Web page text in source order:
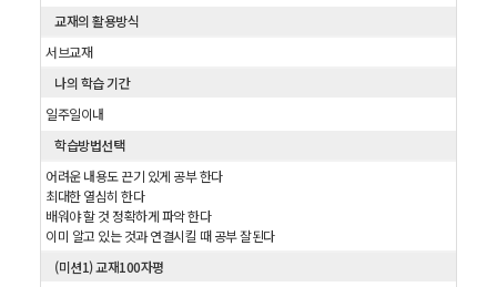
교재의 활용방식
서브교재
나의 학습 기간
일주일이내
학습방법선택
어려운 내용도 끈기 있게 공부 한다
최대한 열심히 한다
배워야 할 것 정확하게 파악 한다
이미 알고 있는 것과 연결시킬 때 공부 잘된다
(미션1) 교재100자평